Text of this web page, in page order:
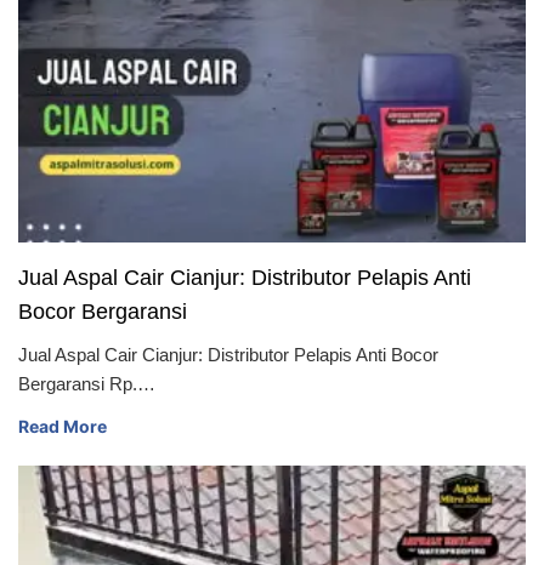
Jual Aspal Cair Cianjur: Distributor Pelapis Anti
Bocor Bergaransi
Jual Aspal Cair Cianjur: Distributor Pelapis Anti Bocor
Bergaransi Rp.…
Read More